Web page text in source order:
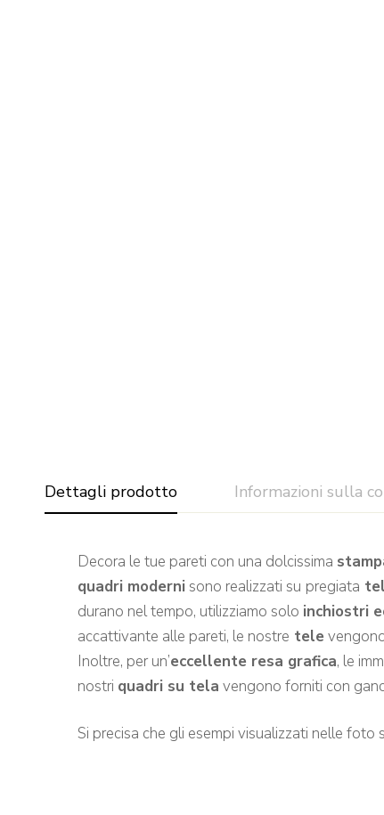
Dettagli prodotto Informazioni sulla
Decora le tue pareti con una dolcissima
quadri moderni sono realizzati su pregiata
durano nel tempo, utilizziamo solo inchiostri
accattivante alle pareti, le nostre tele
Inoltre, per un’eccellente resa grafica, le
nostri quadri su tela vengono forniti con
Si precisa che gli esempi visualizzati nelle